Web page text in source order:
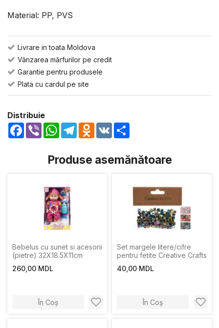
Material: PP, PVS
Livrare in toata Moldova
Vânzarea mărfurilor pe credit
Garantie pentru produsele
Plata cu cardul pe site
Distribuie
Facebook
Viber WhatsApp
TelegramOdnoklassniki
VK
Produse asemănătoare
Bebelus cu sunet si acesorii
(pietre) 32X18.5X11cm
260,00 MDL
În Coș
Set margele litere/cifre
pentru fetite Creative Crafts
40,00 MDL
În Coș